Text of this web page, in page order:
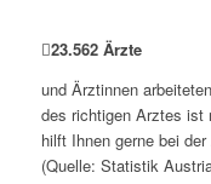
23.562Ärzte
und Ärztinnen
des richtigen Arztes ist
hilft Ihnen gerne bei
(Quelle: Statistik